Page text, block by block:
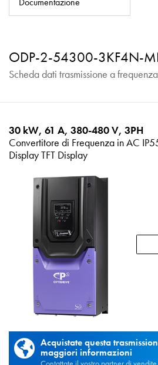
ODP-2-54300-3KF4N-
Scheda dati trasmissione a
30 kW, 61 A, 380-480 V, 3PH
Convertitore di Frequenza in AC
Display TFT Display
Acquistate questa
maggiori informazioni